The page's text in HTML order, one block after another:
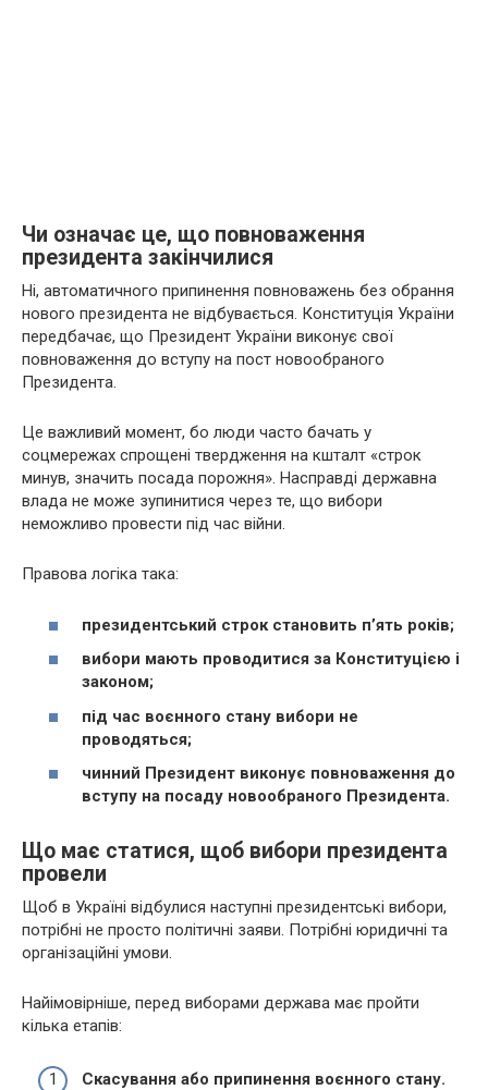
Чи означає це, що повноваження
президента закінчилися
Ні, автоматичного припинення повноважень без обрання
нового президента не відбувається. Конституція України
передбачає, що Президент України виконує свої
повноваження до вступу на пост новообраного
Президента.
Це важливий момент, бо люди часто бачать у
соцмережах спрощені твердження на кшталт «строк
минув, значить посада порожня». Насправді державна
влада не може зупинитися через те, що вибори
неможливо провести під час війни.
Правова логіка така:
президентський строк становить п’ять років;
вибори мають проводитися за Конституцією і
законом;
під час воєнного стану вибори не
проводяться;
чинний Президент виконує повноваження до
вступу на посаду новообраного Президента.
Що має статися, щоб вибори президента
провели
Щоб в Україні відбулися наступні президентські вибори,
потрібні не просто політичні заяви. Потрібні юридичні та
організаційні умови.
Найімовірніше, перед виборами держава має пройти
кілька етапів:
Скасування або припинення воєнного стану.